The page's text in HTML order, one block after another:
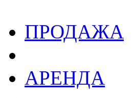
ПРОДАЖА
АРЕНДА